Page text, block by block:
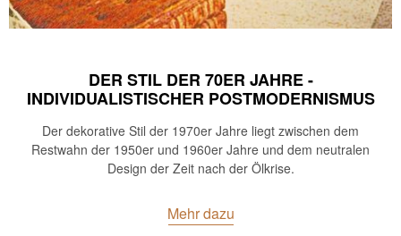
DER STIL DER 70ER JAHRE -
INDIVIDUALISTISCHER POSTMODERNISMUS
Der dekorative Stil der 1970er Jahre liegt zwischen dem
Restwahn der 1950er und 1960er Jahre und dem neutralen
Design der Zeit nach der Ölkrise.
Mehr dazu